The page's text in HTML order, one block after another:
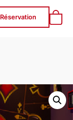
RED CORNER
Réservation